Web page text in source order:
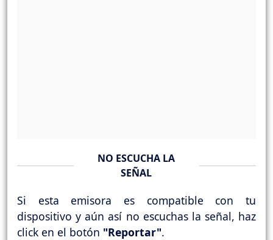
NO ESCUCHA LA
SEÑAL
Si esta emisora es compatible con tu
dispositivo y aún así no escuchas la señal, haz
click en el botón "Reportar".